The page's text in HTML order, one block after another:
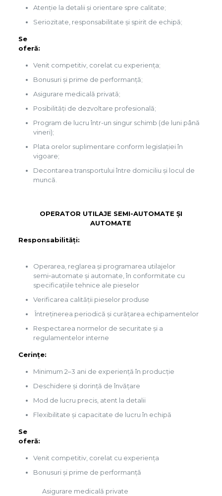
Atenție la detalii și orientare spre calitate;
Seriozitate, responsabilitate și spirit de echipă;
Se
Venit competitiv, corelat cu experiența;
Bonusuri și prime de performanță;
Asigurare medicală privată;
Posibilități de dezvoltare profesională;
Program de lucru într-un singur schimb (de luni până
vineri);
Plata orelor suplimentare conform legislației în
vigoare;
Decontarea transportului între domiciliu și locul de
muncă.
OPERATOR UTILAJE SEMI-AUTOMATE ȘI
AUTOMATE
Operarea, reglarea și programarea utilajelor
semi‑automate și automate, în conformitate cu
specificațiile tehnice ale pieselor
Verificarea calității pieselor produse
Întreținerea periodică și curățarea echipamentelor
Respectarea normelor de securitate și a
regulamentelor interne
Minimum 2–3 ani de experiență în producție
Deschidere și dorință de învățare
Mod de lucru precis, atent la detalii
Flexibilitate și capacitate de lucru în echipă
Se
Venit competitiv, corelat cu experiența
Bonusuri și prime de performanță
Asigurare medicală private